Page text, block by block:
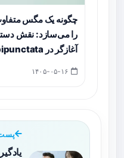
چگونه یک مگس
را می‌سازد: نقش
آغازگر در Clogmia albipunctata